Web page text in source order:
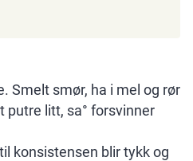
Smelt smør, ha i mel og rør
putre litt, sa° forsvinner
konsistensen blir tykk og